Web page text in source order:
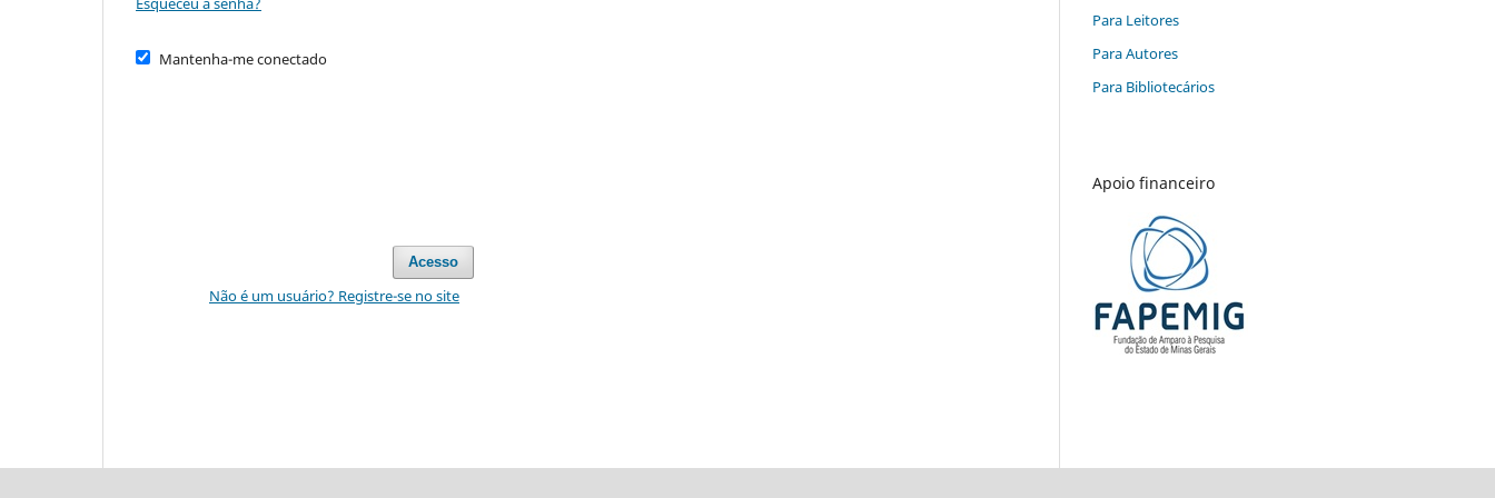
Mantenha-me conectado
Acesso
Não é um usuário? Registre-se no site
Para Leitores
Para Autores
Para Bibliotecários
Apoio financeiro